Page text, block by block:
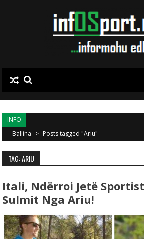
INFO
Ballina > Posts tagged "Ariu"
TAG: ARIU
Itali, Ndërroi Jetë
Sulmit Nga Ariu!